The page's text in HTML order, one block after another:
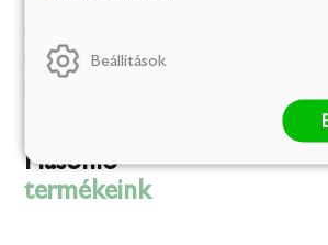
KÖRNYEZETBARÁT/ Újrahasznosítható
Hasonló
termékeink
Beállítások